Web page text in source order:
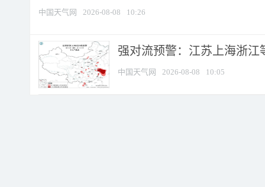
中国天气网 2026-08-08 10:26
强对流预警：江苏上海浙江
中国天气网 2026-08-08 10:05